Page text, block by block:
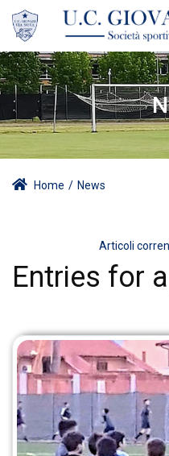
Home / News
Articoli
Entries for